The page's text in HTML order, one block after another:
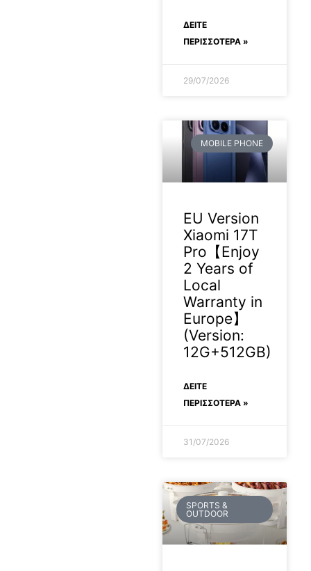
ΔΕΊΤΕ
ΠΕΡΙΣΣΟΤΕΡΑ »
29/07/2026
MOBILE PHONE
EU Version
Xiaomi 17T
Pro【Enjoy
2 Years of
Local
Warranty in
Europe】
(Version:
12G+512GB)
ΔΕΊΤΕ
ΠΕΡΙΣΣΟΤΕΡΑ »
31/07/2026
SPORTS &
OUTDOOR